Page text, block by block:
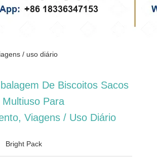
/ uso diário
De Biscoitos Sacos
Para
Viagens / Uso Diário
Bright Pack